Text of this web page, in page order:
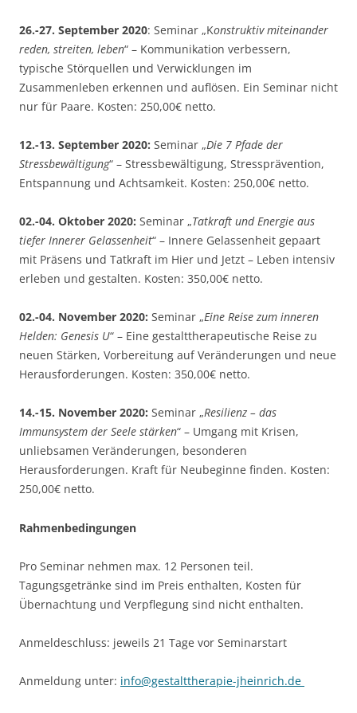
26.-27. September 2020: Seminar „Konstruktiv miteinander
reden, streiten, leben“ – Kommunikation verbessern,
typische Störquellen und Verwicklungen im
Zusammenleben erkennen und auflösen. Ein Seminar nicht
nur für Paare. Kosten: 250,00€ netto.
12.-13. September 2020: Seminar „Die 7 Pfade der
Stressbewältigung“ – Stressbewältigung, Stressprävention,
Entspannung und Achtsamkeit. Kosten: 250,00€ netto.
02.-04. Oktober 2020: Seminar „Tatkraft und Energie aus
tiefer Innerer Gelassenheit“ – Innere Gelassenheit gepaart
mit Präsens und Tatkraft im Hier und Jetzt – Leben intensiv
erleben und gestalten. Kosten: 350,00€ netto.
02.-04. November 2020: Seminar „Eine Reise zum inneren
Helden: Genesis U“ – Eine gestalttherapeutische Reise zu
neuen Stärken, Vorbereitung auf Veränderungen und neue
Herausforderungen. Kosten: 350,00€ netto.
14.-15. November 2020: Seminar „Resilienz – das
Immunsystem der Seele stärken“ – Umgang mit Krisen,
unliebsamen Veränderungen, besonderen
Herausforderungen. Kraft für Neubeginne finden. Kosten:
250,00€ netto.
Rahmenbedingungen
Pro Seminar nehmen max. 12 Personen teil.
Tagungsgetränke sind im Preis enthalten, Kosten für
Übernachtung und Verpflegung sind nicht enthalten.
Anmeldeschluss: jeweils 21 Tage vor Seminarstart
Anmeldung unter: info@gestalttherapie-jheinrich.de